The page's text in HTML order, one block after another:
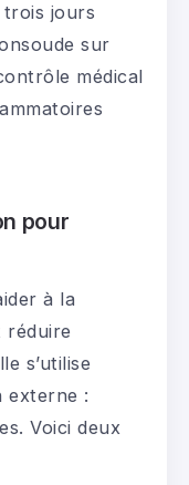
jours
sur
médical
pour
à la
réduire
s’utilise
externe :
Voici deux